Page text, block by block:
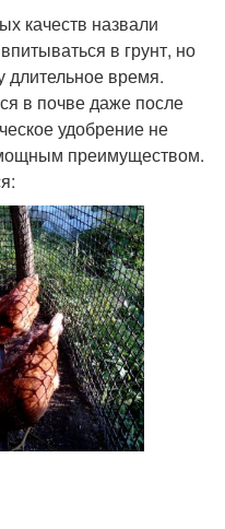
качеств назвали
в грунт, но
длительное время.
в почве даже после
удобрение не
преимуществом.